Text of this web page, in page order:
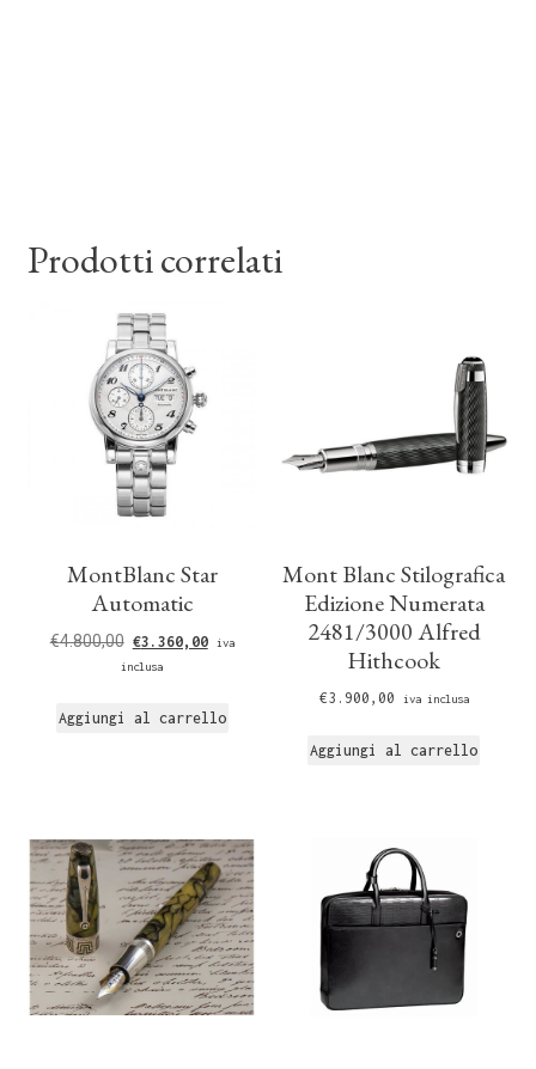
Prodotti correlati
MontBlanc Star
Automatic
€4.800,00 €3.360,00
iva
inclusa
Aggiungi al carrello
Mont Blanc Stilografica
Edizione Numerata
2481/3000 Alfred
Hithcook
€3.900,00 iva inclusa
Aggiungi al carrello